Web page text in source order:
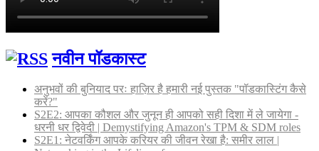
नवीन पॉडकास्ट
अनुभवों की बुनियाद परः हाज़िर है हमारी नई पुस्तक "पॉडकास्टिंग कैसे
करें?"
S2E2: आपका कौशल और जुनून ही आपको सही दिशा में ले जायेगा -
धरनी धर द्विवेदी | Demystifying Amazon's TPM & SDM roles
S2E1: नेटवर्किंग आपके करियर की जीवन रेखा है: समीर लाल |